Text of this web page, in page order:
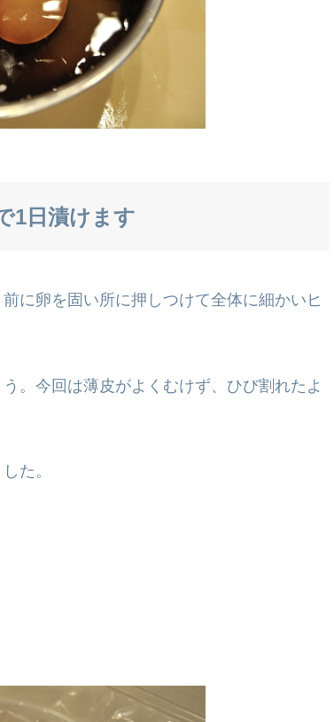
1日漬けます
に卵を固い所に押しつけて全体に細かいヒ
。今回は薄皮がよくむけず、ひび割れたよ
た。